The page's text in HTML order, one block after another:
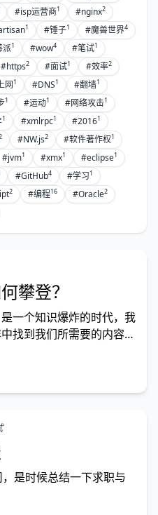
#isp运营商1 #nginx2
1 #锤子1 #魔兽世界4
派1 #wow4 #笔试1
#https2 #面试1 #效率2
网1 #DNS1 #翻墙1
1 #运动1 #网络攻击1
1 #xmlrpc1 #20161
#NW.js2 #软件著作权1
#jvm1 #xmx1 #eclipse1
#GitHub4 #学习1
2 #编程16 #Oracle2
攀登？
一个知识爆炸的时代，我
找到我们所需要的内容？
指导我们的生活、工作？
信您会有不小收获。
是时候总结一下求职与